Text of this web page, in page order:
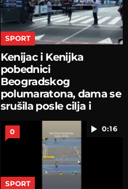
SPORT
Kenijac i Kenijka
pobednici
Beogradskog
polumaratona, dama se
srušila posle cilja i
ispovraćala
0:16
0
SPORT